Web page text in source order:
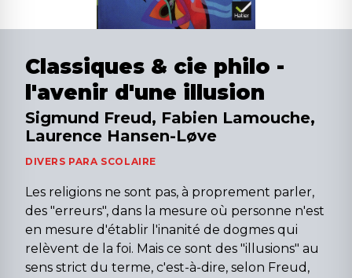
Classiques & cie philo -
l'avenir d'une illusion
Sigmund Freud, Fabien Lamouche,
Laurence Hansen-Løve
DIVERS PARA SCOLAIRE
Les religions ne sont pas, à proprement parler,
des "erreurs", dans la mesure où personne n'est
en mesure d'établir l'inanité de dogmes qui
relèvent de la foi. Mais ce sont des "illusions" au
sens strict du terme, c'est-à-dire, selon Freud,